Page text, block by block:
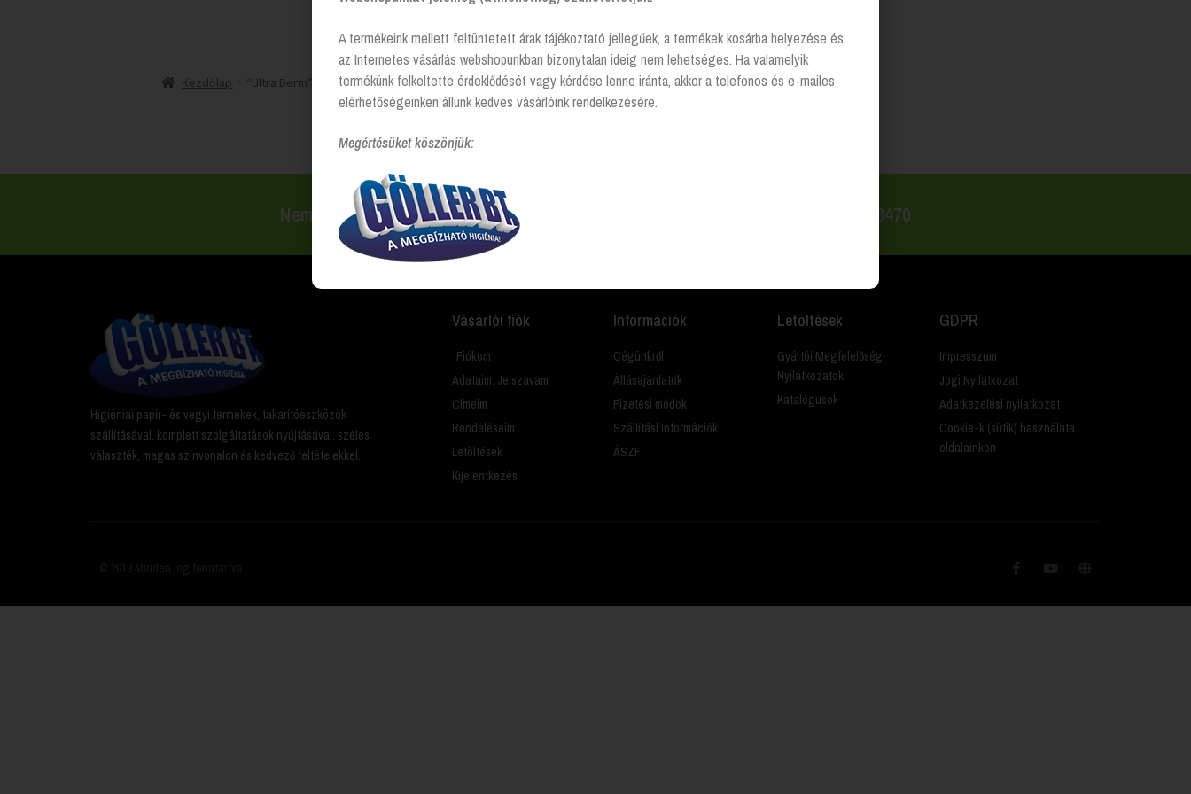
Kezdőlap “Ultra Derm” címkével rendelkező termékek
Nem találsz valamit? Hívj és segítünk Hétfőtől - péntekig 8:00 -17:00 +36 20 223 8470
Higiéniai papír- és vegyi termékek, takarítóeszközök
szállításával, komplett szolgáltatások nyújtásával, széles
választék, magas színvonalon és kedvező feltételekkel.
Vásárlói fiók
Fiókom
Adataim, Jelszavam
Címeim
Rendeléseim
Letöltések
Kijelentkezés
Információk
Cégünkről
Állásajánlatok
Fizetési módok
Szállítási Információk
ÁSZF
Letöltések
Gyártói Megfelelőségi
Nyilatkozatok
Katalógusok
GDPR
Impresszum
Jogi Nyilatkozat
Adatkezelési nyilatkozat
Cookie-k (sütik) használata
oldalainkon
A termékeink mellett feltüntetett árak tájékoztató jellegűek, a termékek kosárba helyezése és
az Internetes vásárlás webshopunkban bizonytalan ideig nem lehetséges. Ha valamelyik
termékünk felkeltette érdeklődését vagy kérdése lenne iránta, akkor a telefonos és e-mailes
elérhetőségeinken állunk kedves vásárlóink rendelkezésére.
Megértésüket köszönjük: